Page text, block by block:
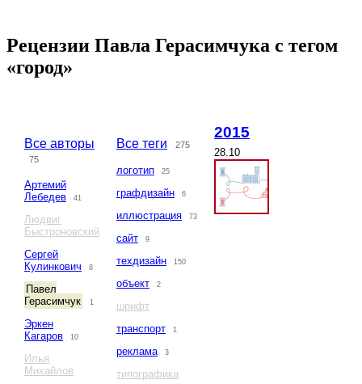
Рецензии Павла Герасимчука с тегом
«город»
Все авторы
75
Артемий
Лебедев
41
Людвиг
Быстроновский
Сергей
Кулинкович
8
Павел
Герасимчук
1
Эркен
Кагаров
10
Илья
Михайлов
Все теги 275
логотип 25
графдизайн 6
иллюстрация 73
сайт 9
техдизайн 150
объект 2
шрифт
транспорт
1
реклама 3
типографика
2015
28.10